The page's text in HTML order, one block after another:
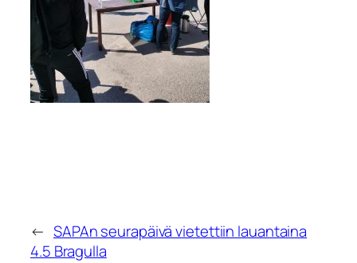
← SAPAn seurapäivä vietettiin lauantaina
4.5 Bragulla